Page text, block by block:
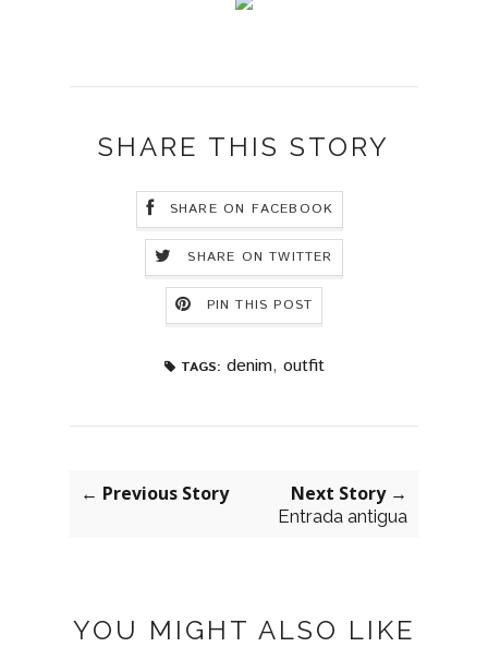
SHARE THIS STORY
SHARE ON FACEBOOK
SHARE ON TWITTER
PIN THIS POST
TAGS: denim, outfit
← Previous Story Next Story →
Entrada antigua
YOU MIGHT ALSO LIKE